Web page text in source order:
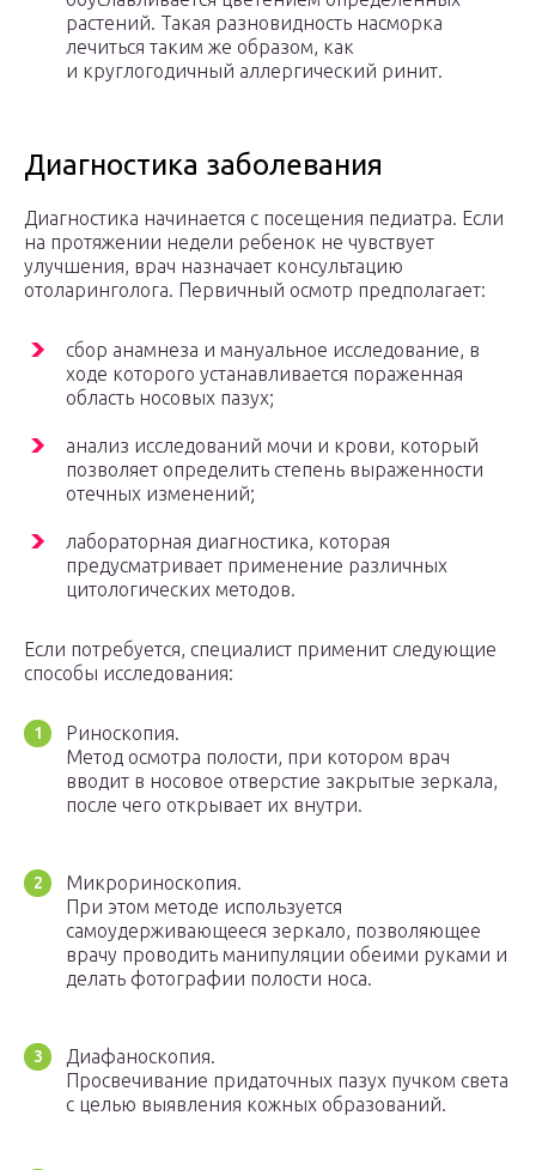
растений. Такая разновидность насморка
лечиться таким же образом, как
и круглогодичный аллергический ринит.
Диагностика заболевания
Диагностика начинается с посещения педиатра. Если
на протяжении недели ребенок не чувствует
улучшения, врач назначает консультацию
отоларинголога. Первичный осмотр предполагает:
сбор анамнеза и мануальное исследование, в
ходе которого устанавливается пораженная
область носовых пазух;
анализ исследований мочи и крови, который
позволяет определить степень выраженности
отечных изменений;
лабораторная диагностика, которая
предусматривает применение различных
цитологических методов.
Если потребуется, специалист применит следующие
способы исследования:
Риноскопия.
Метод осмотра полости, при котором врач
вводит в носовое отверстие закрытые зеркала,
после чего открывает их внутри.
Микрориноскопия.
При этом методе используется
самоудерживающееся зеркало, позволяющее
врачу проводить манипуляции обеими руками и
делать фотографии полости носа.
Диафаноскопия.
Просвечивание придаточных пазух пучком света
с целью выявления кожных образований.